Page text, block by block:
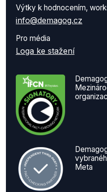
Výtky k hodnocením,
info@demagog.cz
Pro média
Loga ke stažení
Meta